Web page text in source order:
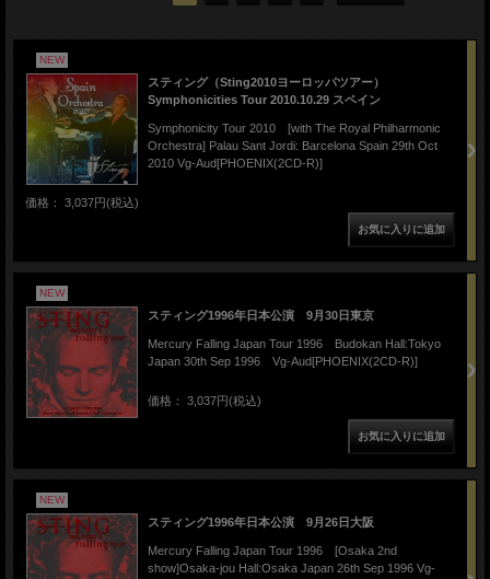
NEW
スティング（Sting2010ヨーロッパツアー）
Symphonicities Tour 2010.10.29 スペイン
Symphonicity Tour 2010 [with The Royal Philharmonic
Orchestra] Palau Sant Jordi: Barcelona Spain 29th Oct
2010 Vg-Aud[PHOENIX(2CD-R)]
価格： 3,037円(税込)
NEW
スティング1996年日本公演 9月30日東京
Mercury Falling Japan Tour 1996 Budokan Hall:Tokyo
Japan 30th Sep 1996 Vg-Aud[PHOENIX(2CD-R)]
価格： 3,037円(税込)
NEW
スティング1996年日本公演 9月26日大阪
Mercury Falling Japan Tour 1996 [Osaka 2nd
show]Osaka-jou Hall:Osaka Japan 26th Sep 1996 Vg-